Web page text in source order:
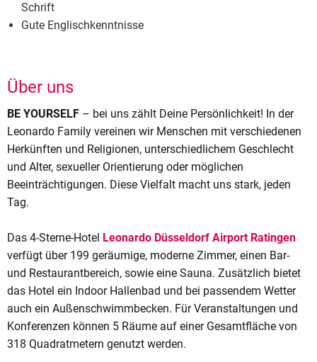
Über uns
BE YOURSELF – bei uns zählt Deine Persönlichkeit! In der
Leonardo Family vereinen wir Menschen mit verschiedenen
Herkünften und Religionen, unterschiedlichem Geschlecht
und Alter, sexueller Orientierung oder möglichen
Beeinträchtigungen. Diese Vielfalt macht uns stark, jeden
Tag.
Das 4-Sterne-Hotel Leonardo Düsseldorf Airport Ratingen
verfügt über 199 geräumige, moderne Zimmer, einen Bar-
und Restaurantbereich, sowie eine Sauna. Zusätzlich bietet
das Hotel ein Indoor Hallenbad und bei passendem Wetter
auch ein Außenschwimmbecken. Für Veranstaltungen und
Konferenzen können 5 Räume auf einer Gesamtfläche von
318 Quadratmetern genutzt werden.
Schrift
Gute Englischkenntnisse